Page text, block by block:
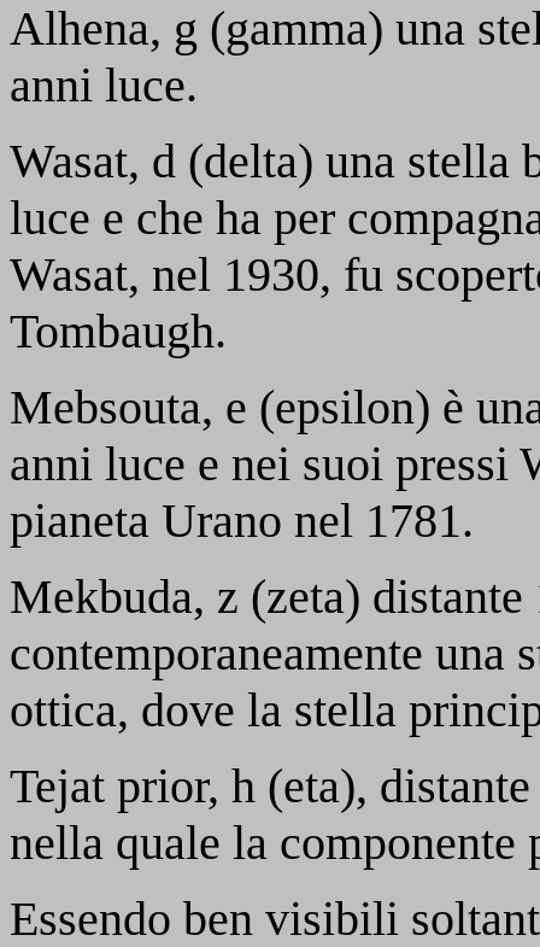
Alhena, g (gamma) una
anni luce.
Wasat, d (delta) una stella
luce e che ha per
Wasat, nel 1930, fu
Tombaugh.
Mebsouta, e (epsilon) è
anni luce e nei suoi
pianeta Urano nel 1781.
Mekbuda, z (zeta)
contemporaneamente una
ottica, dove la stella
Tejat prior, h (eta),
nella quale la componente
Essendo ben visibili